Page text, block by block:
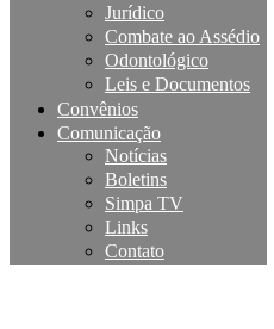
Jurídico
Combate ao Assédio
Odontológico
Leis e Documentos
Convênios
Comunicação
Notícias
Boletins
Simpa TV
Links
Contato